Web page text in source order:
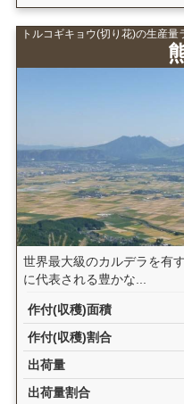
トルコギキョウ(切り花)の生産量
世界最大級のカルデラを有
に代表される豊かな...
作付(収穫)面積
作付(収穫)割合
出荷量
出荷量割合